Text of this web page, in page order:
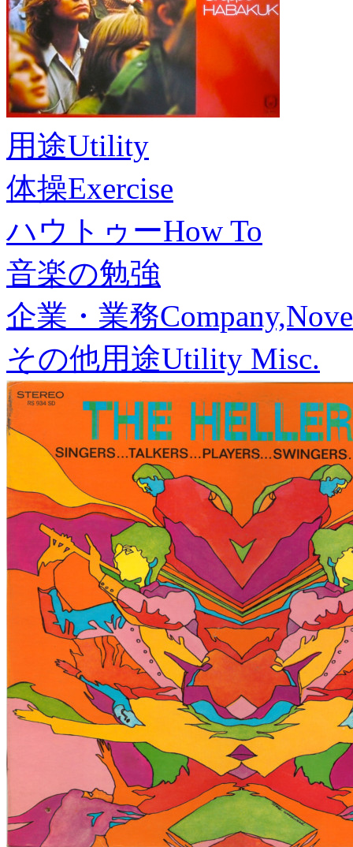
用途Utility
体操Exercise
ハウトゥーHow To
音楽の勉強
企業・業務
その他用途Utility Misc.